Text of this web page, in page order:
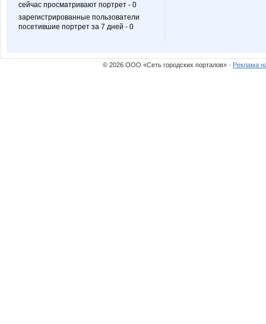
сейчас просматривают портрет - 0
зарегистрированные пользователи
посетившие портрет за 7 дней - 0
© 2026 ООО «Сеть городских порталов» · Реклама